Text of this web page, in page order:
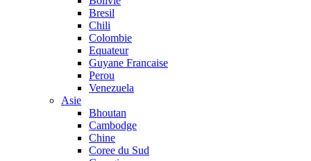
Bresil
Chili
Colombie
Equateur
Guyane Francaise
Perou
Venezuela
Asie
Bhoutan
Cambodge
Chine
Coree du Sud